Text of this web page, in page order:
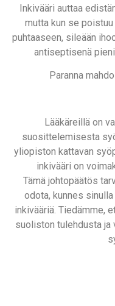
Inkivääri auttaa
mutta kun se
puhtaaseen, sileään
antiseptisenä
Paranna
Lääkäreillä on
suosittelemisesta
yliopiston kattavan
inkivääri on
Tämä johtopäätös
odota, kunnes
inkivääriä. Tiedämme,
suoliston tulehdusta ja